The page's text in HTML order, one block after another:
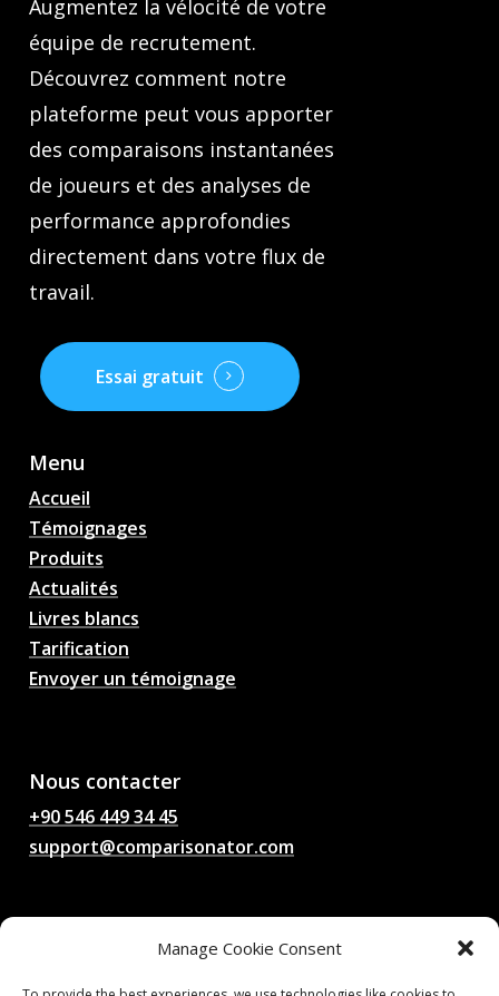
Manage Cookie Consent
Augmentez la vélocité de votre
équipe de recrutement.
Découvrez comment notre
plateforme peut vous apporter
des comparaisons instantanées
de joueurs et des analyses de
performance approfondies
directement dans votre flux de
travail.
Essai gratuit
Menu
Accueil
Témoignages
Produits
Actualités
Livres blancs
Tarification
Envoyer un témoignage
Nous contacter
+90 546 449 34 45
support@comparisonator.com
Conditions générales d'utilisation